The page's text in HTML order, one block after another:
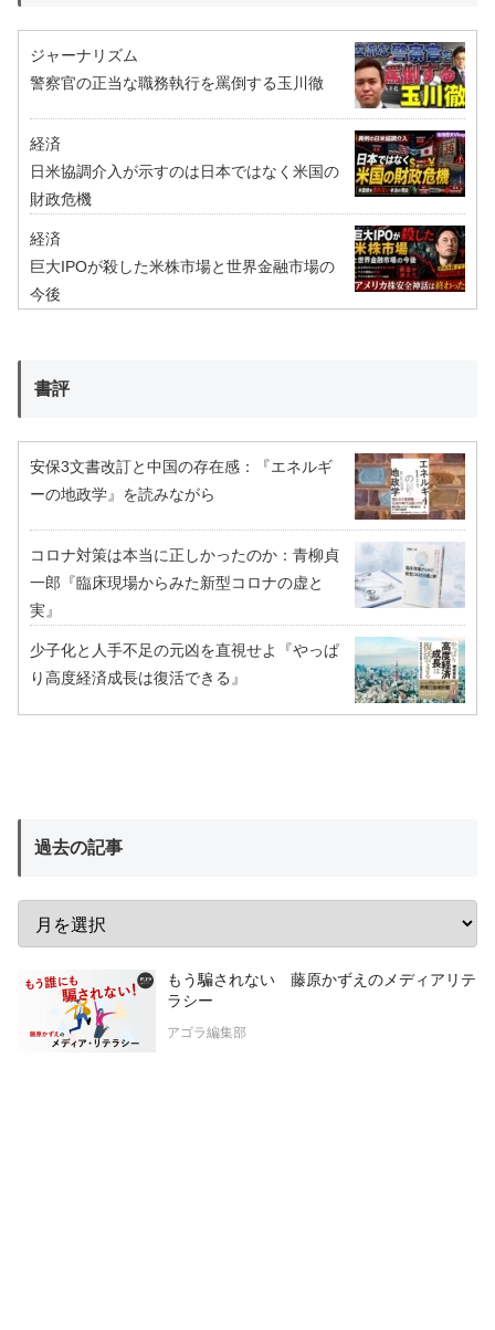
ジャーナリズム
警察官の正当な職務執行を罵倒する玉川徹
経済
日米協調介入が示すのは日本ではなく米国の
財政危機
経済
巨大IPOが殺した米株市場と世界金融市場の
今後
書評
安保3文書改訂と中国の存在感：『エネルギ
ーの地政学』を読みながら
コロナ対策は本当に正しかったのか：青柳貞
一郎『臨床現場からみた新型コロナの虚と
実』
少子化と人手不足の元凶を直視せよ『やっぱ
り高度経済成長は復活できる』
過去の記事
もう騙されない 藤原かずえのメディアリテ
ラシー
アゴラ編集部